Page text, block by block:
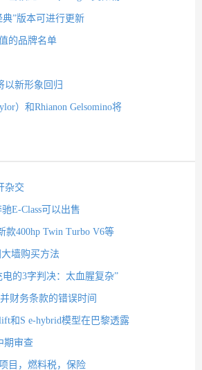
典”版本可进行更新
的品牌名单
以新形象回归
）和Rhianon Gelsomino将
杂交
E-Class可以出售
款400hp Twin Turbo V6等
墙购买方法
的3字判决：太血腥复杂”
财务条款的错误时间
和S e-hybrid模型在巴黎透露
期审查
目，燃料税，保险